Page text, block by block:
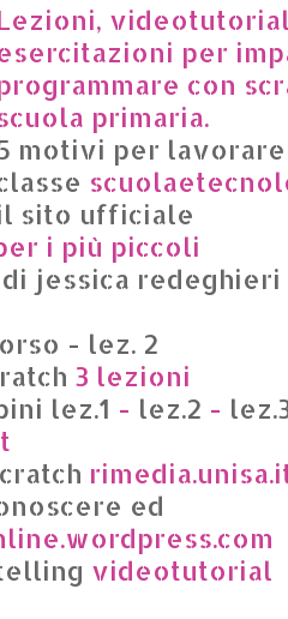
per
con
primaria.
motivi per
sito ufficiale
i più piccoli
jessica redeghieri
- lez. 2
3 lezioni
lez.1 - lez.2 -
ed
videotutorial